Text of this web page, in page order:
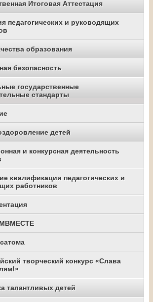
Итоговая Аттестация
педагогических и руководящих
образования
безопасность
государственные
стандарты
детей
и конкурсная деятельность
квалификации педагогических и
работников
творческий конкурс «Слава
талантливых детей